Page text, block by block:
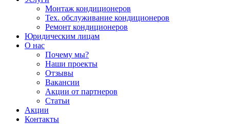
Монтаж кондиционеров
Тех. обслуживание кондиционеров
Ремонт кондиционеров
Юридическим лицам
О нас
Почему мы?
Наши проекты
Отзывы
Вакансии
Акции от партнеров
Статьи
Акции
Контакты